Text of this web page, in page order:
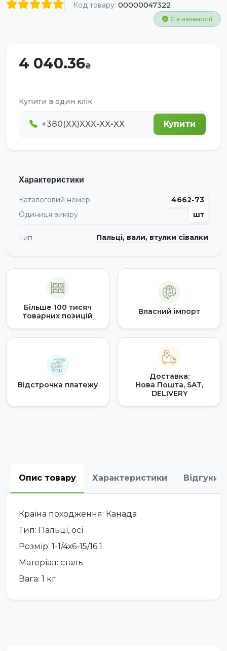
Код товару: 00000047322
Є в наявності
4 040.36
Купити в один клік
Купити
Характеристики
Каталоговий номер
4662-73
Одиниця виміру
шт
Тип Пальці, вали, втулки сівалки
Більше 100 тисяч
товарних позицій
Власний імпорт
Відстрочка платежу
Доставка:
Нова Пошта, SAT,
DELIVERY
Опис товару Характеристики Відгуки
Країна походження: Канада
Тип: Пальці, осі
Розмір: 1-1/4х6-15/16 1
Матеріал: сталь
Вага: 1 кг